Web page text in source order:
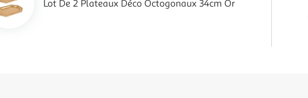
Lot De 2 Plateaux Déco Octogonaux 34cm Or